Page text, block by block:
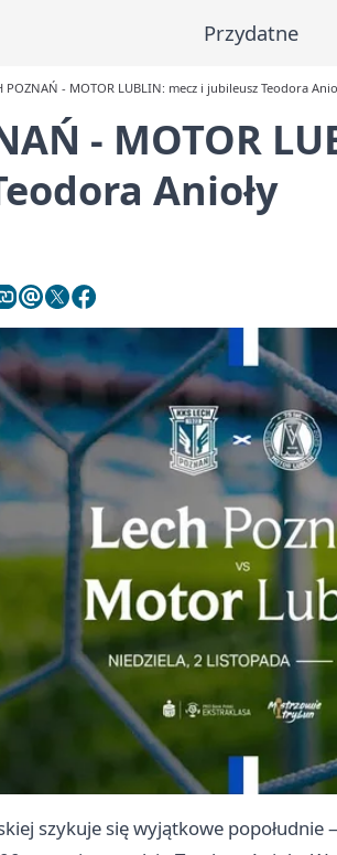
Przydatne
POZNAŃ - MOTOR LUBLIN: mecz i jubileusz Teodora
- MOTOR
Anioły
szykuje się wyjątkowe